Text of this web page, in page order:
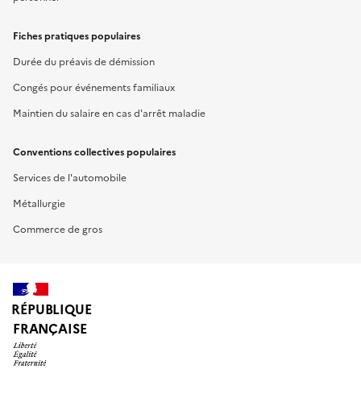
Fiches pratiques populaires
Durée du préavis de démission
Congés pour événements familiaux
Maintien du salaire en cas d'arrêt maladie
Conventions collectives populaires
Services de l'automobile
Métallurgie
Commerce de gros
RÉPUBLIQUE
FRANÇAISE